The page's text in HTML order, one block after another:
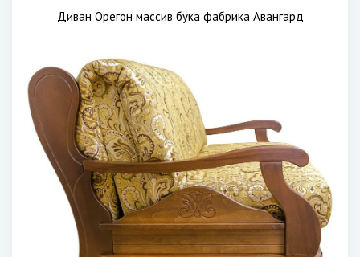
Диван Орегон массив бука фабрика Авангард